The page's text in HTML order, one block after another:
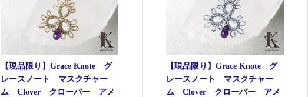
【現品限り】Grace Knote グ
レースノート マスクチャー
ム Clover クローバー アメ
【現品限り】Grace Knote グ
レースノート マスクチャー
ム Clover クローバー アメ